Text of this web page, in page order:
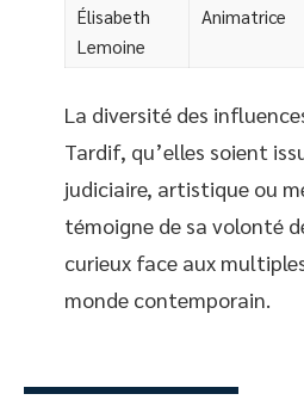
Élisabeth
Lemoine
Animatrice
La diversité des
Tardif, qu’elles soient
judiciaire, artistique ou
témoigne de sa volonté
curieux face aux
monde contemporain.